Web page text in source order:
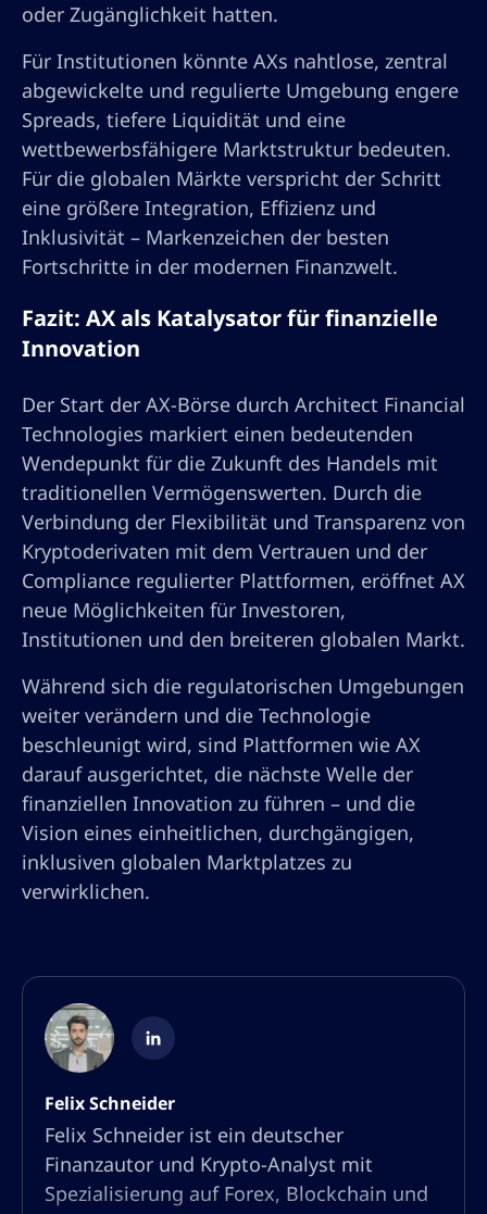
oder Zugänglichkeit hatten.
Für Institutionen könnte AXs nahtlose, zentral
abgewickelte und regulierte Umgebung engere
Spreads, tiefere Liquidität und eine
wettbewerbsfähigere Marktstruktur bedeuten.
Für die globalen Märkte verspricht der Schritt
eine größere Integration, Effizienz und
Inklusivität – Markenzeichen der besten
Fortschritte in der modernen Finanzwelt.
Fazit: AX als Katalysator für finanzielle
Innovation
Der Start der AX-Börse durch Architect Financial
Technologies markiert einen bedeutenden
Wendepunkt für die Zukunft des Handels mit
traditionellen Vermögenswerten. Durch die
Verbindung der Flexibilität und Transparenz von
Kryptoderivaten mit dem Vertrauen und der
Compliance regulierter Plattformen, eröffnet AX
neue Möglichkeiten für Investoren,
Institutionen und den breiteren globalen Markt.
Während sich die regulatorischen Umgebungen
weiter verändern und die Technologie
beschleunigt wird, sind Plattformen wie AX
darauf ausgerichtet, die nächste Welle der
finanziellen Innovation zu führen – und die
Vision eines einheitlichen, durchgängigen,
inklusiven globalen Marktplatzes zu
verwirklichen.
Felix Schneider
Felix Schneider ist ein deutscher
Finanzautor und Krypto-Analyst mit
Spezialisierung auf Forex, Blockchain und